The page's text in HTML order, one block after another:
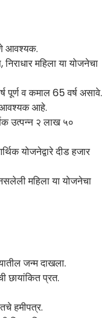
आवश्यक.
निराधार महिला या योजनेचा
पूर्ण व कमाल 65 वर्ष असावे.
आवश्यक आहे.
उत्पन्न २ लाख ५०
योजनेद्वारे दीड हजार
महिला या योजनेचा
जन्म दाखला.
छायांकित प्रत.
हमीपत्र.